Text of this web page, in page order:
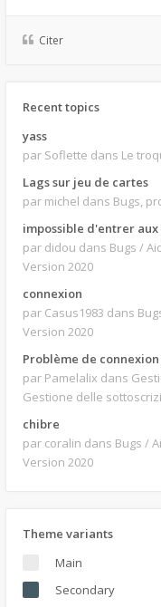
Citer
Recent topics
yass
par Soflette dans Le
Lags sur jeu de cartes
par michel dans Bugs,
impossible
par didou dans Bugs /
Version 2020
connexion
par Casus1983 dans
Version 2020
Problème de
par Pamelalix dans
Gestione delle
chibre
par coralin dans Bugs /
Version 2020
Theme variants
Main
Secondary